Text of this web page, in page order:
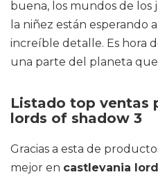
buena, los mundos de los
la niñez están esperando
increíble detalle. Es hora
una parte del planeta
Listado top ventas
lords of shadow 3
Gracias a esta de
mejor en castlevania